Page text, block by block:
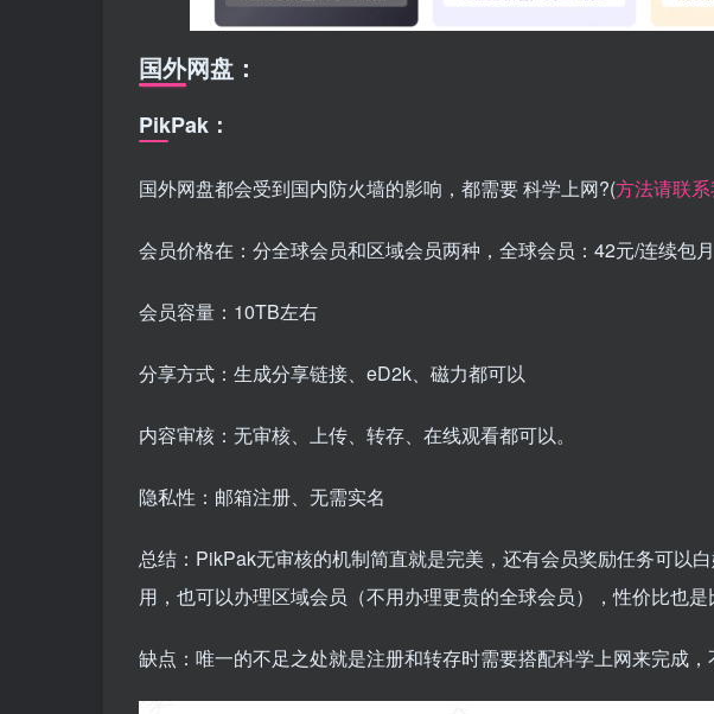
国外网盘：
PikPak：
国外网盘都会受到国内防火墙的影响，都需要 科学上网?(方法请联
会员价格在：分全球会员和区域会员两种，全球会员：42元/连续
会员容量：10TB左右
分享方式：生成分享链接、eD2k、磁力都可以
内容审核：无审核、上传、转存、在线观看都可以。
隐私性：邮箱注册、无需实名
总结：PikPak无审核的机制简直就是完美，还有会员奖励任务可以
用，也可以办理区域会员（不用办理更贵的全球会员），性价比也是
缺点：唯一的不足之处就是注册和转存时需要搭配科学上网来完成，